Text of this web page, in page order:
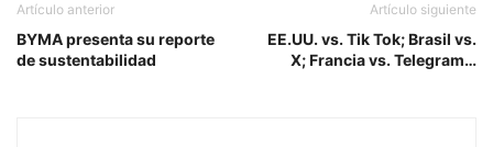
Artículo anterior
BYMA presenta su reporte
de sustentabilidad
Artículo siguiente
EE.UU. vs. Tik Tok; Brasil vs.
X; Francia vs. Telegram…